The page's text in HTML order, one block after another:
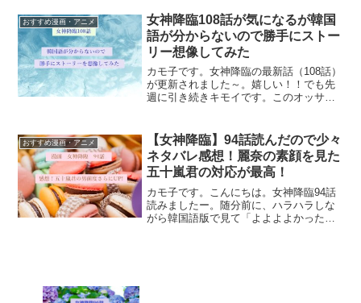
サイズなどについてご紹介します。僕の
心のヤバイやつ スカ...
おすすめ漫画・アニメ
女神降臨108話が気になるが韓国
語が分からないので勝手にストー
リー想像してみた
カモ子です。女神降臨の最新話（108話）
が更新されました～。嬉しい！！でも先
週に引き続きキモイです。このオッサ
リ。 その代わりといってはなんですが、
キモ要素は満載よ！！ ...
おすすめ漫画・アニメ
【女神降臨】94話読んだので少々
ネタバレ感想！麗奈の素顔を見た
五十嵐君の対応が最高！
カモ子です。こんにちは。女神降臨94話
読みましたー。随分前に、ハラハラしな
がら韓国語版で見て「よよよよかったー